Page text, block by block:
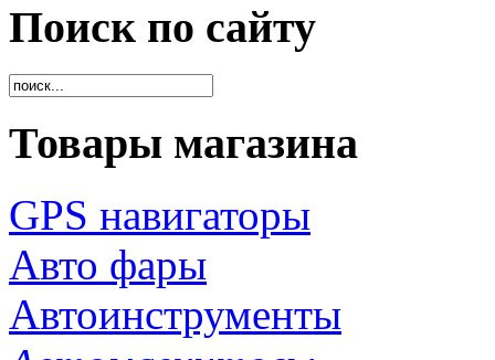
Поиск по сайту
Товары магазина
GPS навигаторы
Авто фары
Автоинструменты